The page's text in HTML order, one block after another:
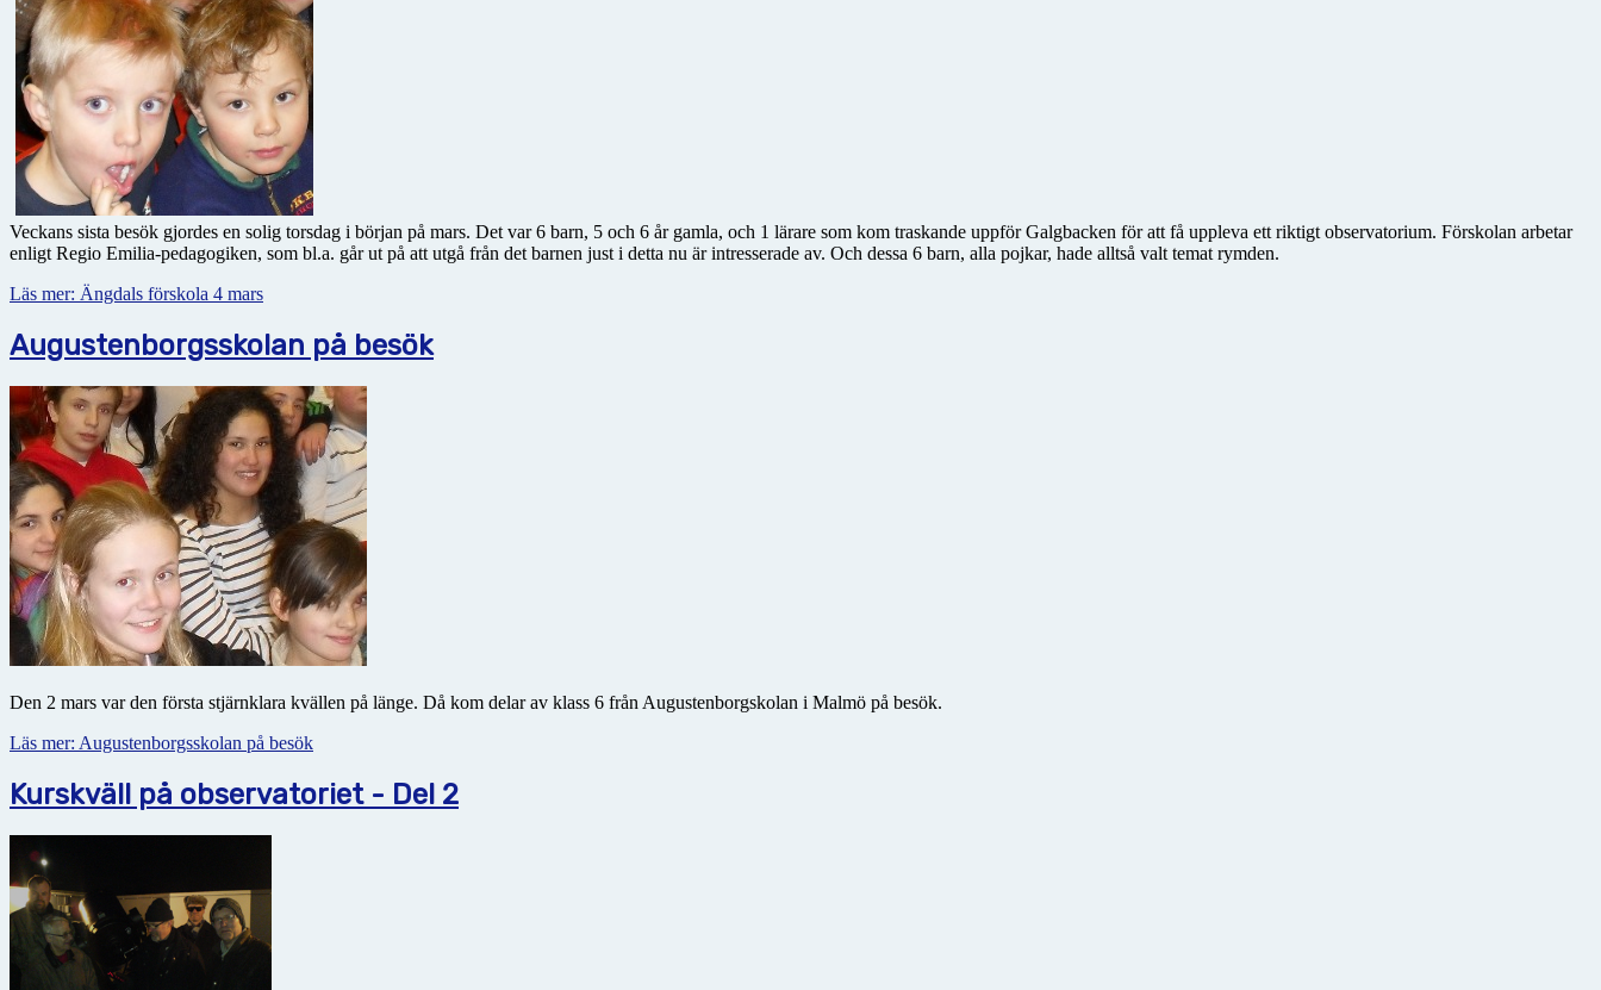
Veckans sista besök gjordes en solig torsdag i början på mars. Det var 6 barn, 5 och 6 år gamla, och 1 lärare som kom traskande uppför Galgbacken för att få uppleva ett riktigt observatorium. Förskolan arbetar
enligt Regio Emilia-pedagogiken, som bl.a. går ut på att utgå från det barnen just i detta nu är intresserade av. Och dessa 6 barn, alla pojkar, hade alltså valt temat rymden.
Läs mer: Ängdals förskola 4 mars
Augustenborgsskolan på besök
Den 2 mars var den första stjärnklara kvällen på länge. Då kom delar av klass 6 från Augustenborgskolan i Malmö på besök.
Läs mer: Augustenborgsskolan på besök
Kurskväll på observatoriet - Del 2